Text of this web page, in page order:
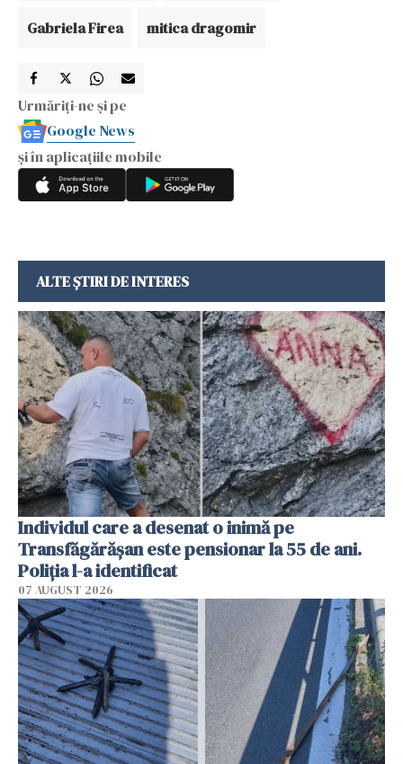
Gabriela Firea mitica dragomir
Urmăriți-ne și pe
Google News
și în aplicațiile mobile
ALTE ȘTIRI DE INTERES
Individul care a desenat o inimă pe
Transfăgărășan este pensionar la 55 de ani.
Poliția l-a identificat
07 AUGUST 2026